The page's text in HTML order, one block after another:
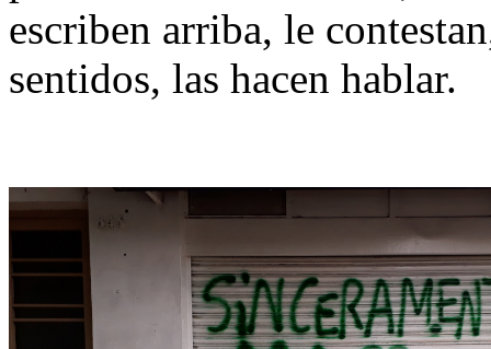
escriben arriba, le
sentidos, las hacen hablar.